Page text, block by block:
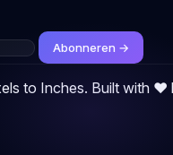
Abonneren →
to Inches. Built with ❤️